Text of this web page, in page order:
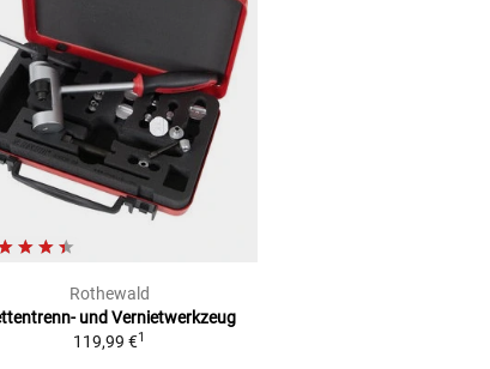
Rothewald
und Vernietwerkzeug
119,99 €1